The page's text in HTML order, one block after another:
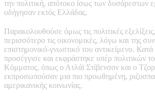
την πολιτική, απότοκο ίσως των δυσάρεστων
οδήγησαν εκτός Ελλάδας.
Παρακολουθούσε όμως τις πολιτικές
περισσότερο τις οικονομικές, λόγω και της
επιστημονικό-γνωστικό του αντικείμενο.
προσέγγισε και εκφράστηκε υπέρ πολιτικών
Κόμματος, όπως ο Ατλάϊ Στίβενσον και ο
εκπροσωπούσαν μια πιο προωθημένη,
αμερικανικής κοινωνίας.